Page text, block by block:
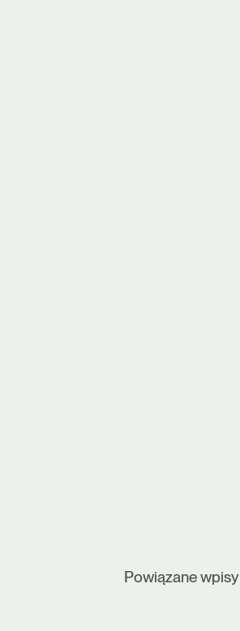
Powiązane wpisy